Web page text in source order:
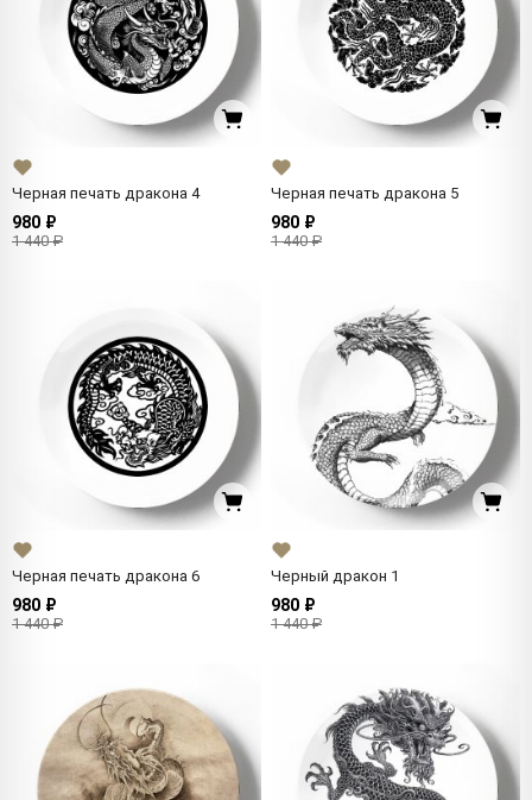
Черная печать дракона 4
980 ₽
1 440 ₽
Черная печать дракона 5
980 ₽
1 440 ₽
Черная печать дракона 6
980 ₽
1 440 ₽
Черный дракон 1
980 ₽
1 440 ₽